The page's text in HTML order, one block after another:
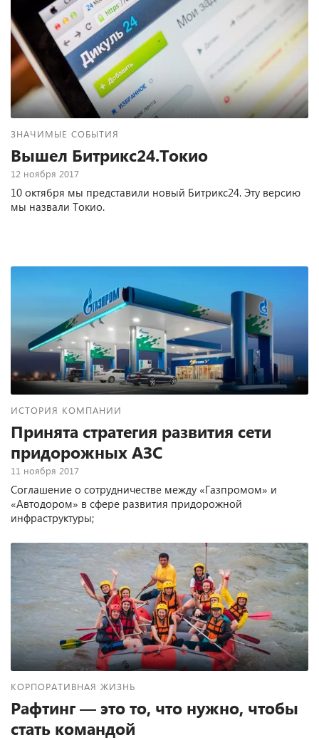
ЗНАЧИМЫЕ СОБЫТИЯ
Вышел Битрикс24.Токио
12 ноября 2017
10 октября мы представили новый Битрикс24. Эту версию
мы назвали Токио.
ИСТОРИЯ КОМПАНИИ
Принята стратегия развития сети
придорожных АЗС
11 ноября 2017
Соглашение о сотрудничестве между «Газпромом» и
«Автодором» в сфере развития придорожной
инфраструктуры;
КОРПОРАТИВНАЯ ЖИЗНЬ
Рафтинг — это то, что нужно, чтобы
стать командой